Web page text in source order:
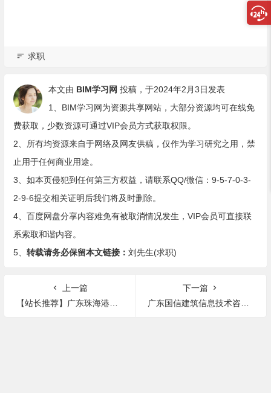
求职
本文由 BIM学习网 投稿，于2024年2月3日发表
1、BIM学习网为资源共享网站，大部分资源均可在线免
费获取，少数资源可通过VIP会员方式获取权限。
2、所有均资源来自于网络及网友供稿，仅作为学习研究之用，禁
止用于任何商业用途。
3、如本页侵犯到任何第三方权益，请联系QQ/微信：9-5-7-0-3-
2-9-6提交相关证明后我们将及时删除。
4、百度网盘分享内容难免有被取消情况发生，VIP会员可直接联
系索取和谐内容。
5、 转载请务必保留本文链接： 刘先生(求职)
上一篇
【站长推荐】广东珠海港资央企急招BIM工程师！真实有效！
下一篇
广东国信建筑信息技术咨询有限公司招聘建模工程师